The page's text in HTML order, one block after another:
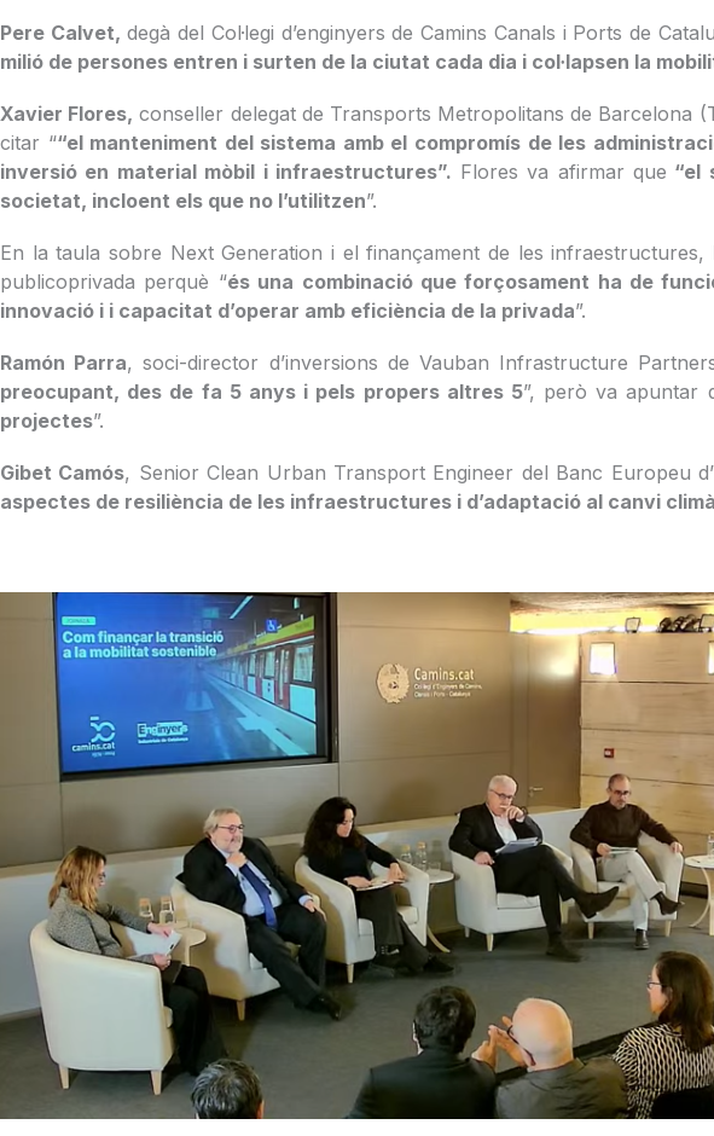
Pere Calvet, degà del Col·legi d’enginyers de Camins Canals i Ports de
milió de persones entren i surten de la ciutat cada dia i col·lapsen la
Xavier Flores, conseller delegat de Transports Metropolitans de Barcelona
citar ““el manteniment del sistema amb el compromís de les
inversió en material mòbil i infraestructures”. Flores va afirmar que “el
societat, incloent els que no l’utilitzen”.
En la taula sobre Next Generation i el finançament de les infraestructures,
publicoprivada perquè “és una combinació que forçosament ha de
innovació i i capacitat d’operar amb eficiència de la privada”.
Ramón Parra, soci-director d’inversions de Vauban Infrastructure
preocupant, des de fa 5 anys i pels propers altres 5”, però va apuntar
projectes”.
Gibet Camós, Senior Clean Urban Transport Engineer del Banc Europeu
aspectes de resiliència de les infraestructures i d’adaptació al canvi